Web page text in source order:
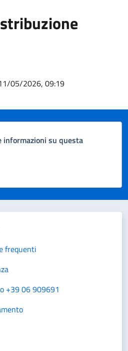
05/2026, 09:19
informazioni su questa
stelle su 5
su 5
su 5
frequenti
+39 06 909691